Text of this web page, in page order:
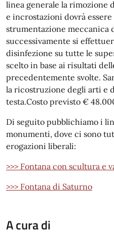
linea generale la rimozione
e incrostazioni dovrà
strumentazione meccanica
successivamente si
disinfezione su tutte le
scelto in base ai risultati
precedentemente svolte.
la ricostruzione degli arti e
testa.Costo previsto €
Di seguito pubblichiamo i
monumenti, dove ci sono
erogazioni liberali:
>>> Fontana con scultura e
>>> Fontana di Saturno
A cura di